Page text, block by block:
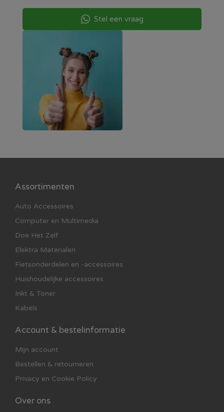
Stel een vraag
Assortimenten
Auto Accessoires
Computer en Multimedia
Doe Het Zelf
Elektra Materialen
Fietsonderdelen en -accessoires
Huishoudelijke accessoires
Inkt & Toner
Kabels
Account & bestelinformatie
Mijn account
Bestellen & retourneren
Privacy en Cookie Policy
Over ons